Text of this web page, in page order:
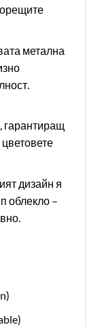
метална
гарантиращ
дизайн я
облекло –